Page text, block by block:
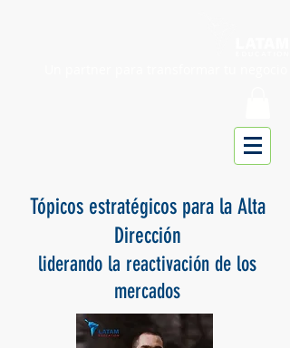
Tópicos estratégicos para la Alta
Dirección
liderando la reactivación de los
mercados